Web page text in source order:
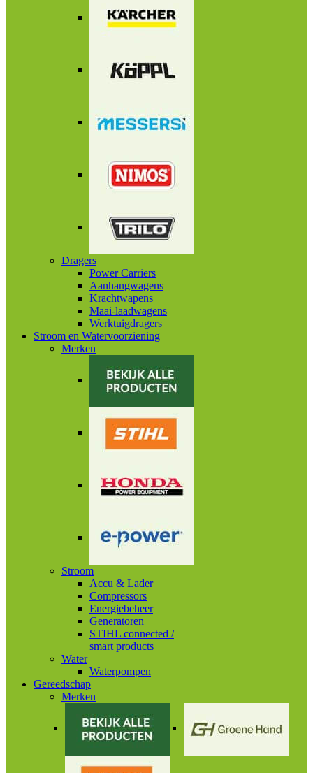
Dragers
Power Carriers
Aanhangwagens
Krachtwapens
Maai-laadwagens
Werktuigdragers
Stroom en Watervoorziening
Merken
Stroom
Accu & Lader
Compressors
Energiebeheer
Generatoren
STIHL connected /
smart products
Water
Waterpompen
Gereedschap
Merken